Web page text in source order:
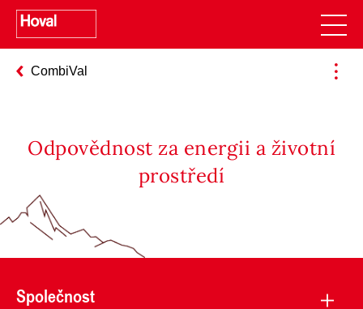
CombiVal
Odpovědnost za energii a životní
prostředí
Společnost